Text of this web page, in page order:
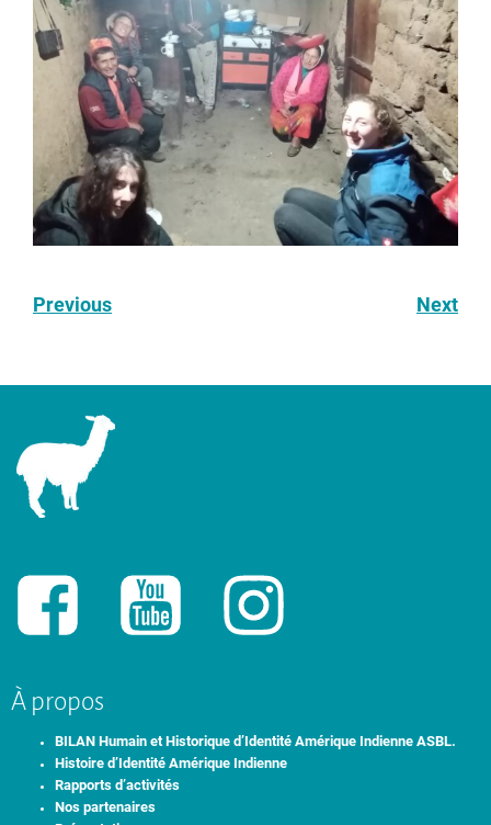
Previous Next
À propos
BILAN Humain et Historique d’Identité Amérique Indienne ASBL.
Histoire d’Identité Amérique Indienne
Rapports d’activités
Nos partenaires